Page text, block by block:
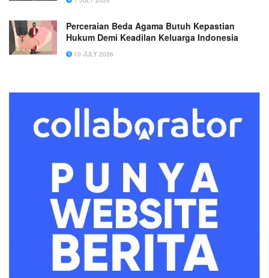
Perceraian Beda Agama Butuh Kepastian
Hukum Demi Keadilan Keluarga Indonesia
10 JULY 2026